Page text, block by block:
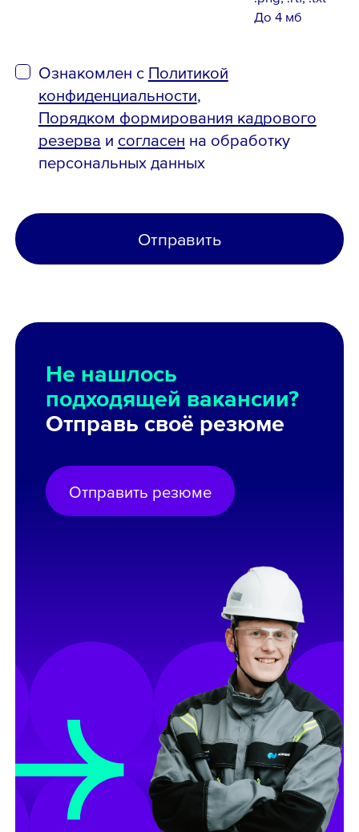
До 4 мб
Ознакомлен с Политикой
конфиденциальности,
Порядком формирования кадрового
резерва и согласен на обработку
персональных данных
Отправить
Не нашлось
подходящей вакансии?
Отправь своё резюме
Отправить резюме